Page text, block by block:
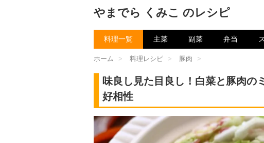
やまでら くみこ のレシピ
料理一覧 主菜 副菜 弁当
ホーム > 料理レシピ > 豚肉 >
味良し見た目良し！白菜と豚肉の
好相性